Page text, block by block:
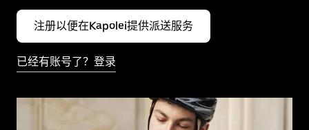
注册以便在Kapolei提供派送服务
已经有账号了？登录